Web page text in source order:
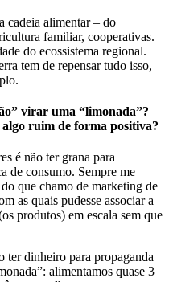
cadeia alimentar – do
familiar, cooperativas.
do ecossistema regional.
tem de repensar tudo isso,
virar uma “limonada”?
ruim de forma positiva?
é não ter grana para
de consumo. Sempre me
que chamo de marketing de
as quais pudesse associar a
produtos) em escala sem que
ter dinheiro para propaganda
alimentamos quase 3